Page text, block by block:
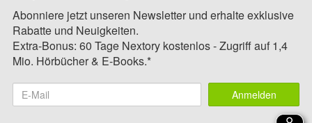
Abonniere jetzt unseren Newsletter und erhalte exklusive
Rabatte und Neuigkeiten.
Extra-Bonus: 60 Tage Nextory kostenlos - Zugriff auf 1,4
Mio. Hörbücher & E-Books.*
Anmelden